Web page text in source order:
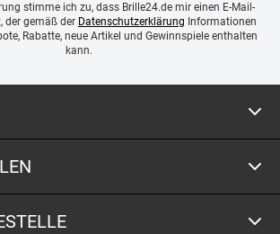
stimme ich zu, dass Brille24.de mir einen E-Mail-
der gemäß der Datenschutzerklärung Informationen
Rabatte, neue Artikel und Gewinnspiele enthalten
kann.